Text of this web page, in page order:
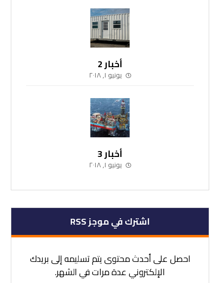
أخبار 2
يونيو ١, ٢٠١٨
أخبار 3
يونيو ١, ٢٠١٨
اشترك في موجز RSS
احصل على أحدث محتوى يتم تسليمه إلى بريدك
الإلكتروني عدة مرات في الشهر.